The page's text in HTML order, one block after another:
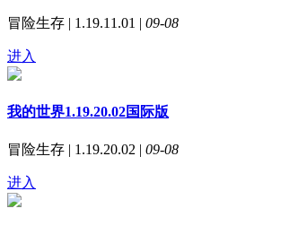
冒险生存 | 1.19.11.01 | 09-08
进入
我的世界1.19.20.02国际版
冒险生存 | 1.19.20.02 | 09-08
进入